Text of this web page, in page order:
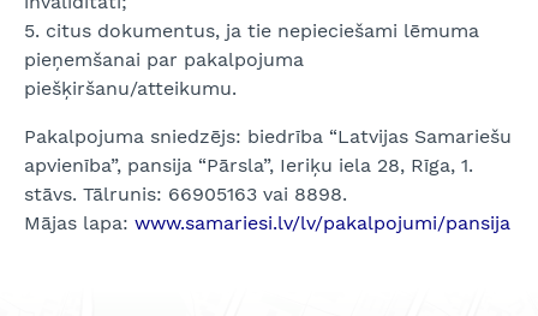
5. citus dokumentus, ja tie nepieciešami lēmuma
pieņemšanai par pakalpojuma
piešķiršanu/atteikumu.
Pakalpojuma sniedzējs: biedrība “Latvijas Samariešu
apvienība”, pansija “Pārsla”, Ieriķu iela 28, Rīga, 1.
stāvs. Tālrunis: 66905163 vai 8898.
Mājas lapa: www.samariesi.lv/lv/pakalpojumi/pansija